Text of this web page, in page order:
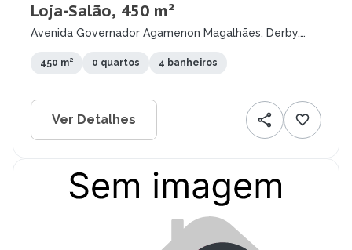
Loja-Salão, 450 m²
Avenida Governador Agamenon Magalhães, Derby,
450 m² 0 quartos 4 banheiros
Ver Detalhes